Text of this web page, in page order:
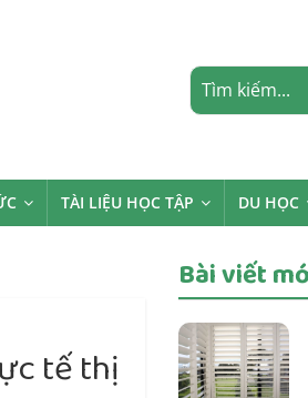
TÀI LIỆU HỌC TẬP DU HỌC
tế thị
Bài viết